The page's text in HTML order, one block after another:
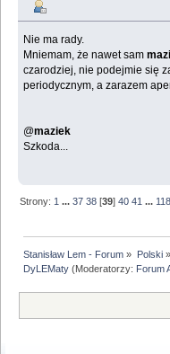
Nie ma rady.
Mniemam, że nawet sam
czarodziej, nie podejmie się
periodycznym, a zarazem
@maziek
Szkoda...
Strony: 1 ...37 38 [39]40 41 ... 118
Stanisław Lem - Forum » Polski»
DyLEMaty (Moderatorzy: Forum